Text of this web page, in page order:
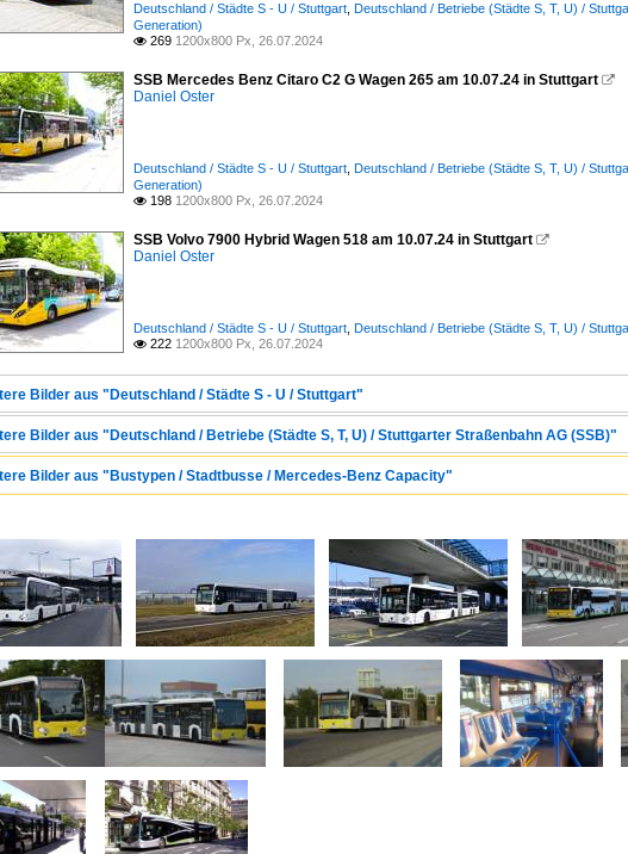
Deutschland / Städte S - U / Stuttgart Deutschland / Betriebe (Städte S, T, U) /
Generation)
 269 1200x800 Px, 26.07.2024
SSB Mercedes Benz Citaro C2 G Wagen 265 am 10.07.24 in Stuttgart 
Daniel Oster
Deutschland / Städte S - U / Stuttgart Deutschland / Betriebe (Städte S, T, U) /
Generation)
 198 1200x800 Px, 26.07.2024
SSB Volvo 7900 Hybrid Wagen 518 am 10.07.24 in Stuttgart 
Daniel Oster
Deutschland / Städte S - U / Stuttgart Deutschland / Betriebe (Städte S, T, U) /
 222 1200x800 Px, 26.07.2024
Bilder aus "Deutschland / Städte S - U / Stuttgart"
Bilder aus "Deutschland / Betriebe (Städte S, T, U) / Stuttgarter Straßenbahn AG (SSB)"
Bilder aus "Bustypen / Stadtbusse / Mercedes-Benz Capacity"